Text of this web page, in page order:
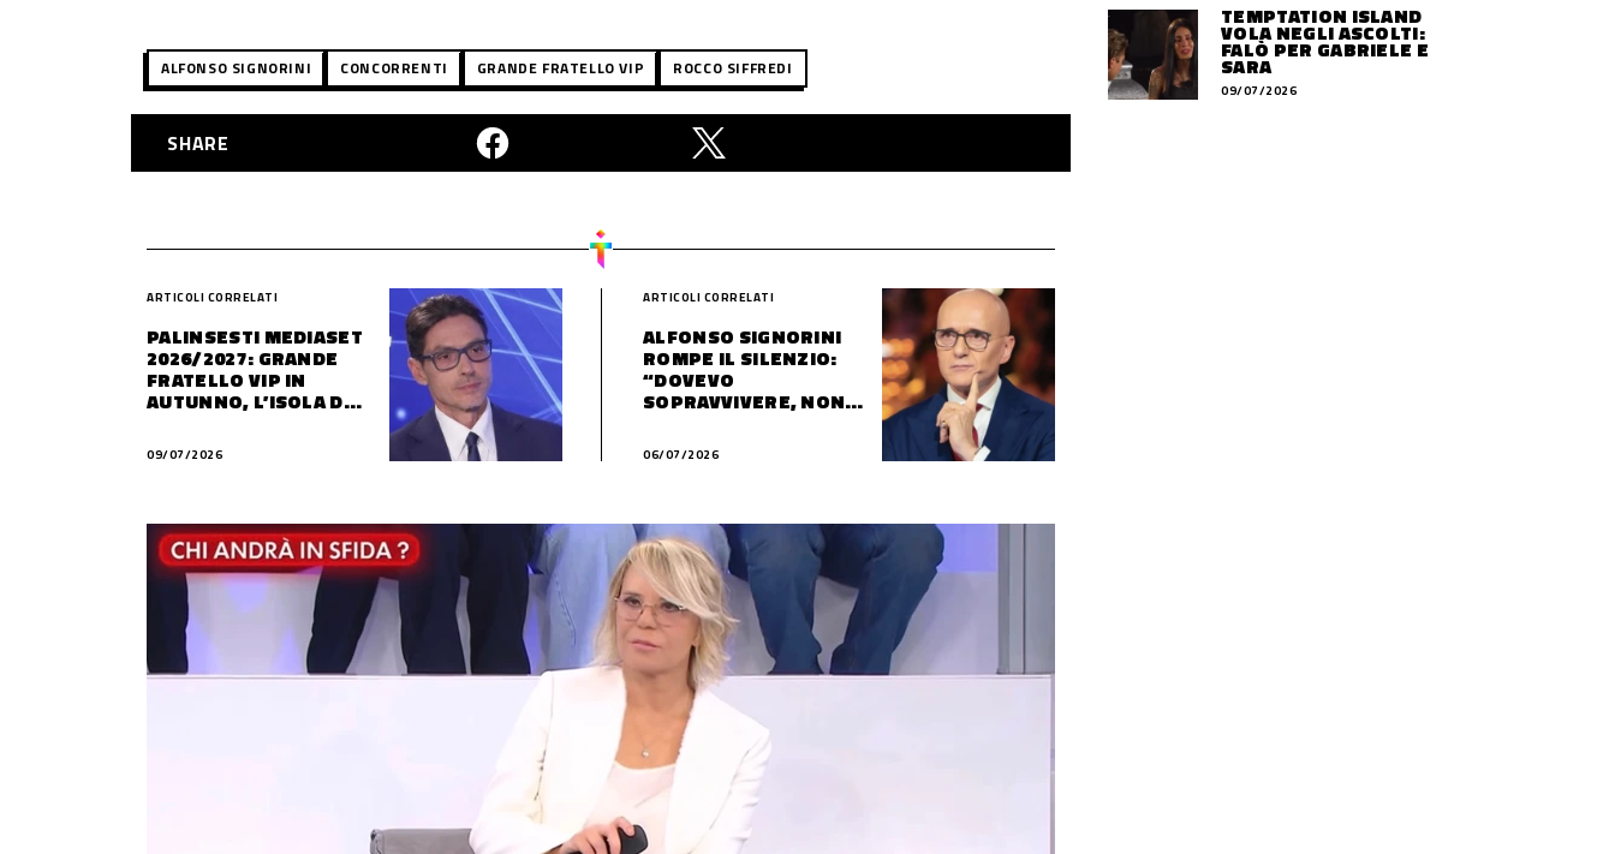
ALFONSO SIGNORINI CONCORRENTI GRANDE FRATELLO VIP ROCCO SIFFREDI
SHARE
ARTICOLI CORRELATI
PALINSESTI MEDIASET
2026/2027: GRANDE
FRATELLO VIP IN
AUTUNNO, L’ISOLA DEI
09/07/2026
ARTICOLI CORRELATI
ALFONSO SIGNORINI
ROMPE IL SILENZIO:
“DOVEVO
SOPRAVVIVERE, NON
06/07/2026
TEMPTATION ISLAND
VOLA NEGLI ASCOLTI:
FALÒ PER GABRIELE E
SARA
09/07/2026